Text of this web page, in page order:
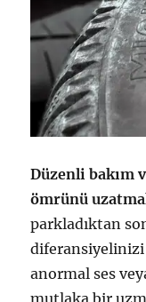
Düzenli bakım
ömrünü
parkladıktan
anormal ses
mutlaka bir